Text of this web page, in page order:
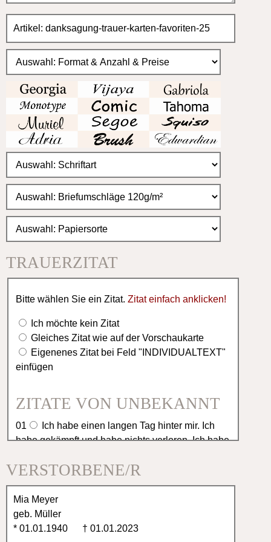
TRAUERZITAT
Bitte wählen Sie ein Zitat. Zitat einfach anklicken!
Ich möchte kein Zitat
Gleiches Zitat wie auf der Vorschaukarte
Eigenenes Zitat bei Feld "INDIVIDUALTEXT"
einfügen
ZITATE VON UNBEKANNT
01
Ich habe einen langen Tag hinter mir. Ich
habe gekämpft und habe nichts verloren. Ich habe
ausruhen in deinen Armen.
02
Es ist schwer einen geliebten Menschen zu
verlieren, aber es ist tröstlich, so viel Anteilnahme
zu erfahren.
VERSTORBENE/R